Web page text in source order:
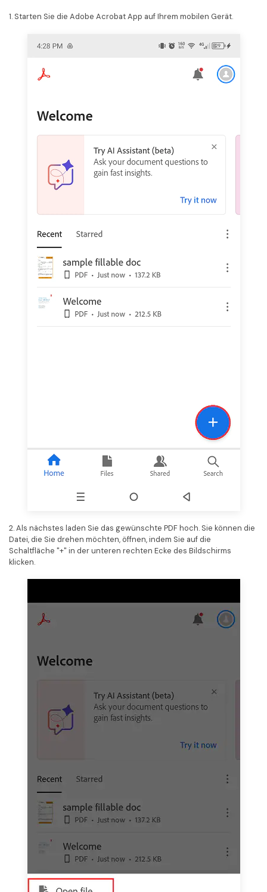
1. Starten Sie die Adobe Acrobat App auf Ihrem mobilen Gerät.
2. Als nächstes laden Sie das gewünschte PDF hoch. Sie können die
Datei, die Sie drehen möchten, öffnen, indem Sie auf die
Schaltfläche "+" in der unteren rechten Ecke des Bildschirms
klicken.